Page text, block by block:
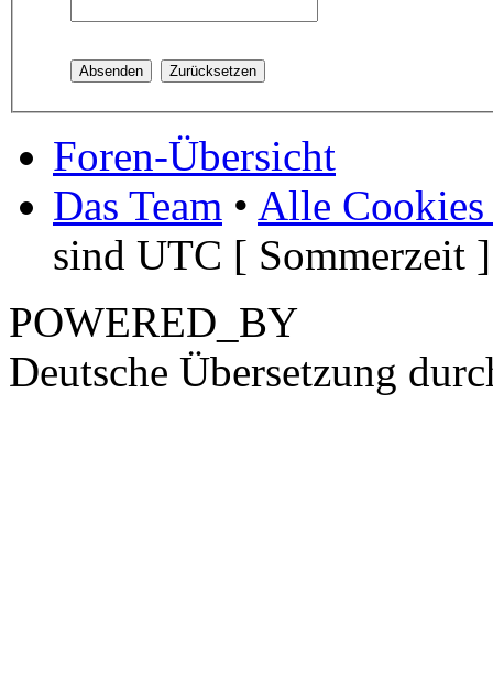
Foren-Übersicht
Das Team • Alle Cookies
sind UTC [ Sommerzeit ]
POWERED_BY
Deutsche Übersetzung